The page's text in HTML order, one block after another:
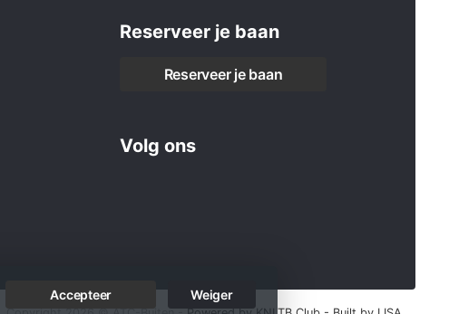
Reserveer je baan
Reserveer je baan
Volg ons
Accepteer Weiger